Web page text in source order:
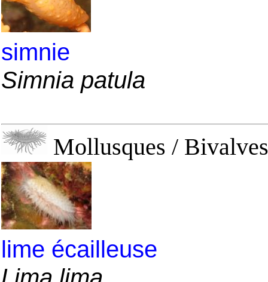
simnie
Simnia patula
Mollusques /
lime écailleuse